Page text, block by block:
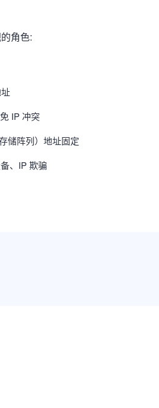
角色:
IP 冲突
储阵列）地址固定
、IP 欺骗